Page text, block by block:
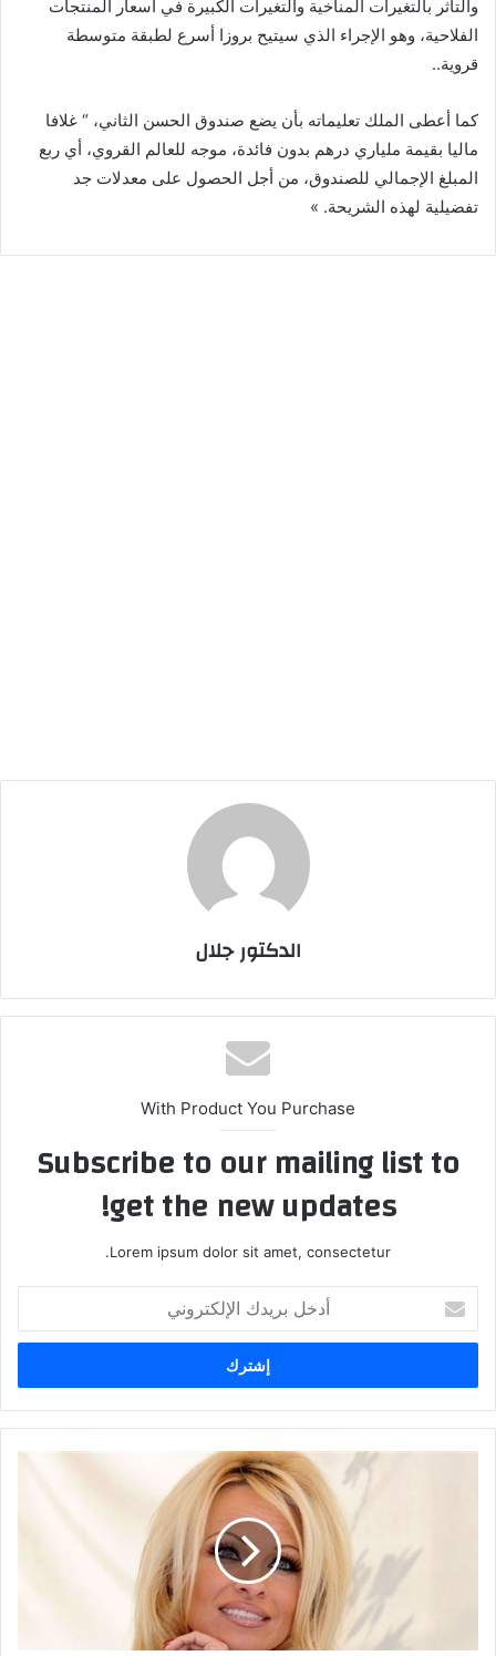
والتأثر بالتغيرات المناخية والتغيرات الكبيرة في أسعار المنتجات
الفلاحية، وهو الإجراء الذي سيتيح بروزا أسرع لطبقة متوسطة
قروية..
كما أعطى الملك تعليماته بأن يضع صندوق الحسن الثاني، “ غلافا
ماليا بقيمة ملياري درهم بدون فائدة، موجه للعالم القروي، أي ربع
المبلغ الإجمالي للصندوق، من أجل الحصول على معدلات جد
تفضيلية لهذه الشريحة. »
الدكتور جلال
With Product You Purchase
Subscribe to our mailing list to
get the new updates!
Lorem ipsum dolor sit amet, consectetur.
بريدك
الإلكتروني